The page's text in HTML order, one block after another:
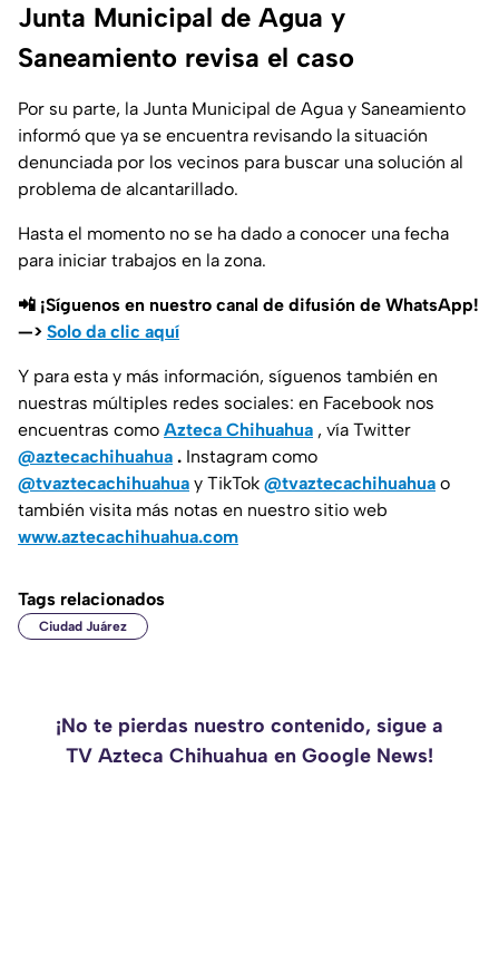
Junta Municipal de Agua y
Saneamiento revisa el caso
Por su parte, la Junta Municipal de Agua y Saneamiento
informó que ya se encuentra revisando la situación
denunciada por los vecinos para buscar una solución al
problema de alcantarillado.
Hasta el momento no se ha dado a conocer una fecha
para iniciar trabajos en la zona.
📲 ¡Síguenos en nuestro canal de difusión de WhatsApp!
—> Solo da clic aquí
Y para esta y más información, síguenos también en
nuestras múltiples redes sociales: en Facebook nos
encuentras como Azteca Chihuahua , vía Twitter
@aztecachihuahua . Instagram como
@tvaztecachihuahua y TikTok @tvaztecachihuahua o
también visita más notas en nuestro sitio web
www.aztecachihuahua.com
Tags relacionados
Ciudad Juárez
¡No te pierdas nuestro contenido, sigue a
TV Azteca Chihuahua en Google News!